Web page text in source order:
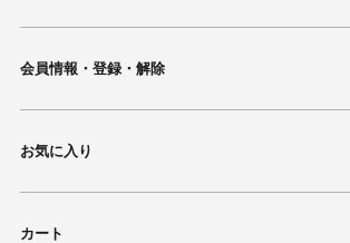
会員情報・登録・解除
お気に入り
カート